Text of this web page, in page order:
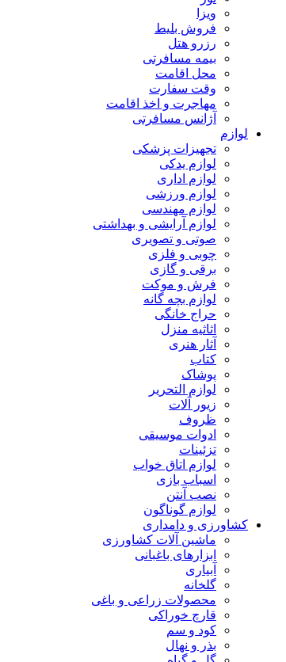
ویزا
فروش بلیط
رزرو هتل
بیمه مسافرتی
محل اقامت
وقت سفارت
مهاجرت و اخذ اقامت
آژانس مسافرتی
لوازم
تجهیزات پزشکی
لوازم یدکی
لوازم اداری
لوازم ورزشی
لوازم مهندسی
لوازم آرایشی و بهداشتی
صوتی و تصویری
چوبی و فلزی
برقی و گازی
فرش و موکت
لوازم بچه گانه
حراج خانگی
اثاثیه منزل
آثار هنری
کتاب
پوشاک
لوازم التحریر
زیور آلات
ظروف
ادوات موسیقی
تزئینات
لوازم اتاق خواب
اسباب بازی
نصب آنتن
لوازم گوناگون
کشاورزی و دامداری
ماشین آلات کشاورزی
ابزارهای باغبانی
آبیاری
گلخانه
محصولات زراعی و باغی
قارچ خوراکی
کود و سم
بذر و نهال